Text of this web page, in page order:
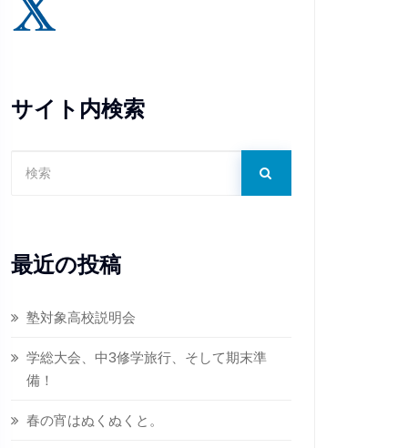
サイト内検索
最近の投稿
塾対象高校説明会
学総大会、中3修学旅行、そして期末準
備！
春の宵はぬくぬくと。